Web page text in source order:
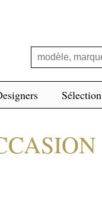
Sélection